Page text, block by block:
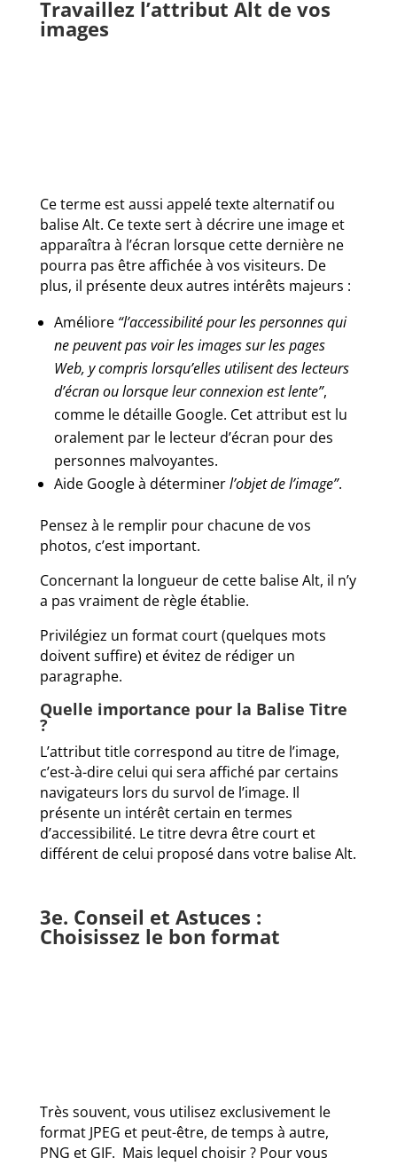
Travaillez l’attribut Alt de vos
images
Ce terme est aussi appelé texte alternatif ou
balise Alt. Ce texte sert à décrire une image et
apparaîtra à l’écran lorsque cette dernière ne
pourra pas être affichée à vos visiteurs. De
plus, il présente deux autres intérêts majeurs :
Améliore “l’accessibilité pour les personnes qui
ne peuvent pas voir les images sur les pages
Web, y compris lorsqu’elles utilisent des lecteurs
d’écran ou lorsque leur connexion est lente”,
comme le détaille Google. Cet attribut est lu
oralement par le lecteur d’écran pour des
personnes malvoyantes.
Aide Google à déterminerl’objet de l’image”.
Pensez à le remplir pour chacune de vos
photos, c’est important.
Concernant la longueur de cette balise Alt, il n’y
a pas vraiment de règle établie.
Privilégiez un format court (quelques mots
doivent suffire) et évitez de rédiger un
paragraphe.
Quelle importance pour la Balise Titre
?
L’attribut title correspond au titre de l’image,
c’est-à-dire celui qui sera affiché par certains
navigateurs lors du survol de l’image. Il
présente un intérêt certain en termes
d’accessibilité. Le titre devra être court et
différent de celui proposé dans votre balise Alt.
3e. Conseil et Astuces :
Choisissez le bon format
Très souvent, vous utilisez exclusivement le
format JPEG et peut-être, de temps à autre,
PNG et GIF. Mais lequel choisir ? Pour vous